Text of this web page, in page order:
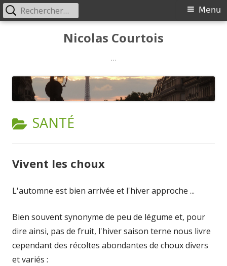
Nicolas Courtois
…
Menu
Menu
Rechercher :
CATÉGORIE :
SANTÉ
Vivent les choux
L'automne est bien arrivée et l'hiver approche ...
Bien souvent synonyme de peu de légume et, pour
dire ainsi, pas de fruit, l'hiver saison terne nous livre
cependant des récoltes abondantes de choux divers
et variés :